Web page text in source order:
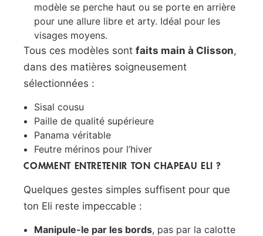
modèle se perche haut ou se porte en arrière
pour une allure libre et arty. Idéal pour les
visages moyens.
Tous ces modèles sontfaits main à Clisson,
dans des matières soigneusement
sélectionnées :
Sisal cousu
Paille de qualité supérieure
Panama véritable
Feutre mérinos pour l’hiver
COMMENT ENTRETENIR TON CHAPEAU ELI ?
Quelques gestes simples suffisent pour que
ton Eli reste impeccable :
Manipule-le par les bords, pas par la calotte